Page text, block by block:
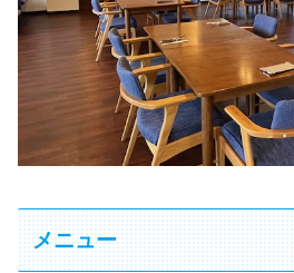
メニュー